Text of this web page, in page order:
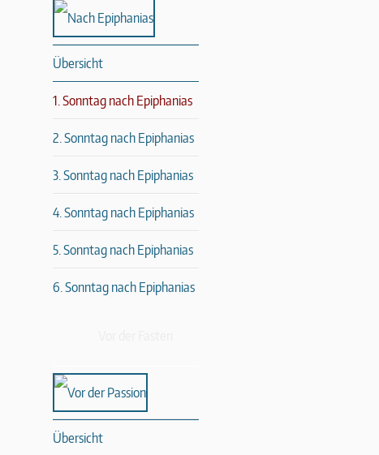
Übersicht
1. Sonntag nach Epiphanias
2. Sonntag nach Epiphanias
3. Sonntag nach Epiphanias
4. Sonntag nach Epiphanias
5. Sonntag nach Epiphanias
6. Sonntag nach Epiphanias
Übersicht